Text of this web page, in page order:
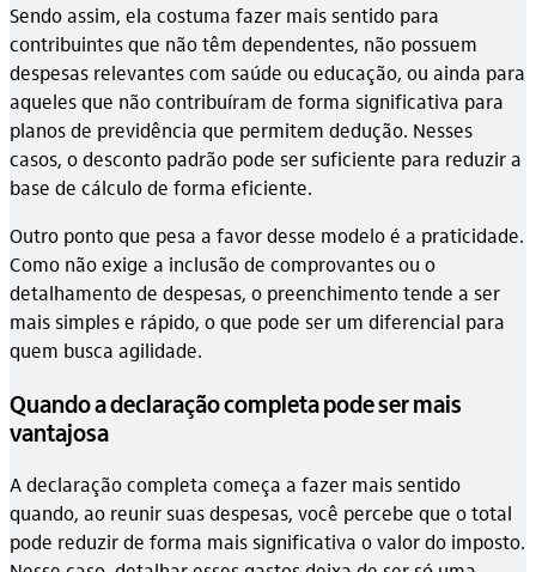
Sendo assim, ela costuma fazer mais sentido para
contribuintes que não têm dependentes, não possuem
despesas relevantes com saúde ou educação, ou ainda para
aqueles que não contribuíram de forma significativa para
planos de previdência que permitem dedução. Nesses
casos, o desconto padrão pode ser suficiente para reduzir a
base de cálculo de forma eficiente.
Outro ponto que pesa a favor desse modelo é a praticidade.
Como não exige a inclusão de comprovantes ou o
detalhamento de despesas, o preenchimento tende a ser
mais simples e rápido, o que pode ser um diferencial para
quem busca agilidade.
Quando a declaração completa pode ser mais
vantajosa
A declaração completa começa a fazer mais sentido
quando, ao reunir suas despesas, você percebe que o total
pode reduzir de forma mais significativa o valor do imposto.